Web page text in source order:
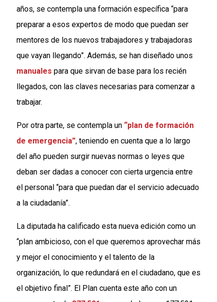
años, se contempla una formación específica “para
preparar a esos expertos de modo que puedan ser
mentores de los nuevos trabajadores y trabajadoras
que vayan llegando”. Además, se han diseñado unos
manuales para que sirvan de base para los recién
llegados, con las claves necesarias para comenzar a
trabajar.
Por otra parte, se contempla un“plan de formación
de emergencia”, teniendo en cuenta que a lo largo
del año pueden surgir nuevas normas o leyes que
deban ser dadas a conocer con cierta urgencia entre
el personal “para que puedan dar el servicio adecuado
a la ciudadanía”.
La diputada ha calificado esta nueva edición como un
“plan ambicioso, con el que queremos aprovechar más
y mejor el conocimiento y el talento de la
organización, lo que redundará en el ciudadano, que es
el objetivo final”. El Plan cuenta este año con un